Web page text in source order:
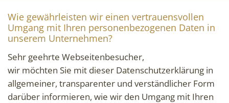
Wie gewährleisten wir einen vertrauensvollen
Umgang mit Ihren personenbezogenen Daten in
unserem Unternehmen?
Sehr geehrte Webseitenbesucher,
wir möchten Sie mit dieser Datenschutzerklärung in
allgemeiner, transparenter und verständlicher Form
darüber informieren, wie wir den Umgang mit Ihren